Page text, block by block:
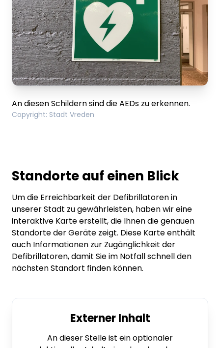
An diesen Schildern sind die AEDs zu erkennen.
Copyright: Stadt Vreden
Standorte auf einen Blick
Um die Erreichbarkeit der Defibrillatoren in
unserer Stadt zu gewährleisten, haben wir eine
interaktive Karte erstellt, die Ihnen die genauen
Standorte der Geräte zeigt. Diese Karte enthält
auch Informationen zur Zugänglichkeit der
Defibrillatoren, damit Sie im Notfall schnell den
nächsten Standort finden können.
Externer Inhalt
An dieser Stelle ist ein optionaler